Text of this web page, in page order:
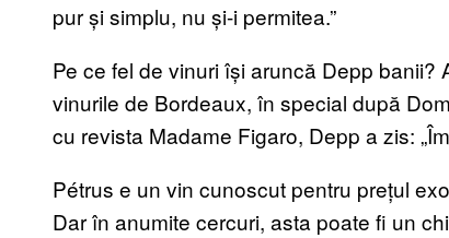
pur și simplu, nu și-i permitea.”
Pe ce fel de vinuriîși aruncă Depp banii?
vinurile de Bordeaux, în special după
cu revista Madame Figaro, Depp a zis:
Pétrus e un vin cunoscut pentru prețul
Dar în anumite cercuri, asta poate fi un